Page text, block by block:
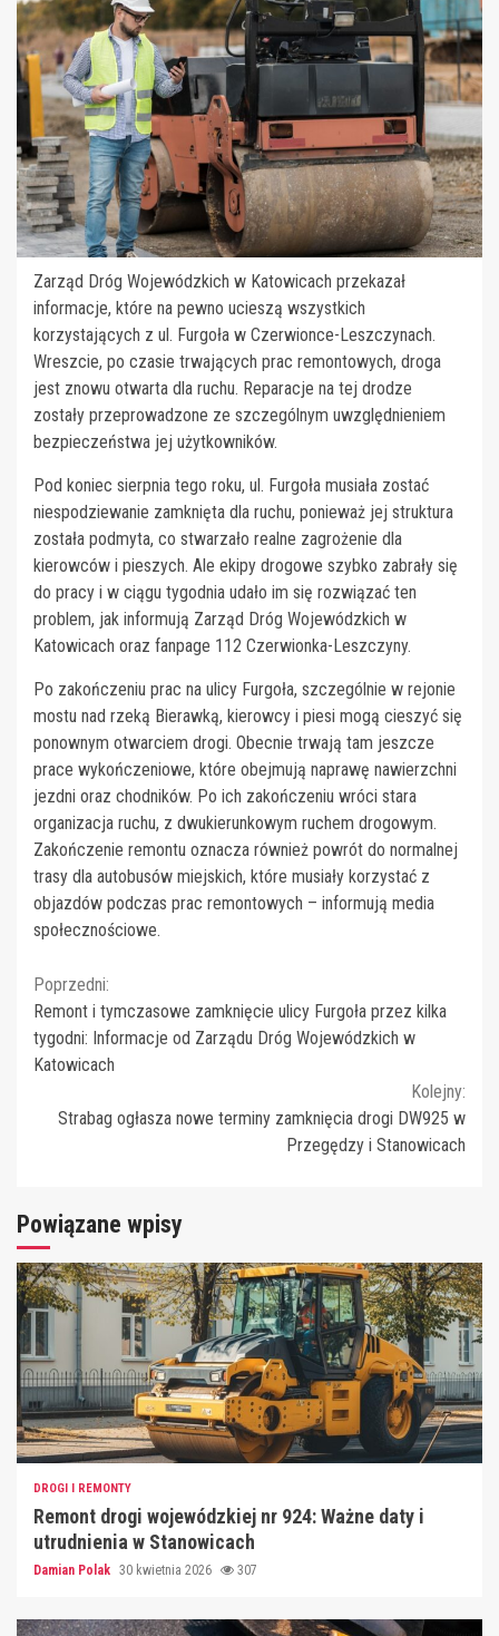
Zarząd Dróg Wojewódzkich w Katowicach przekazał
informacje, które na pewno ucieszą wszystkich
korzystających z ul. Furgoła w Czerwionce-Leszczynach.
Wreszcie, po czasie trwających prac remontowych, droga
jest znowu otwarta dla ruchu. Reparacje na tej drodze
zostały przeprowadzone ze szczególnym uwzględnieniem
bezpieczeństwa jej użytkowników.
Pod koniec sierpnia tego roku, ul. Furgoła musiała zostać
niespodziewanie zamknięta dla ruchu, ponieważ jej struktura
została podmyta, co stwarzało realne zagrożenie dla
kierowców i pieszych. Ale ekipy drogowe szybko zabrały się
do pracy i w ciągu tygodnia udało im się rozwiązać ten
problem, jak informują Zarząd Dróg Wojewódzkich w
Katowicach oraz fanpage 112 Czerwionka-Leszczyny.
Po zakończeniu prac na ulicy Furgoła, szczególnie w rejonie
mostu nad rzeką Bierawką, kierowcy i piesi mogą cieszyć się
ponownym otwarciem drogi. Obecnie trwają tam jeszcze
prace wykończeniowe, które obejmują naprawę nawierzchni
jezdni oraz chodników. Po ich zakończeniu wróci stara
organizacja ruchu, z dwukierunkowym ruchem drogowym.
Zakończenie remontu oznacza również powrót do normalnej
trasy dla autobusów miejskich, które musiały korzystać z
objazdów podczas prac remontowych – informują media
społecznościowe.
Continue
Reading
Poprzedni:
Remont i tymczasowe zamknięcie ulicy Furgoła przez kilka
tygodni: Informacje od Zarządu Dróg Wojewódzkich w
Katowicach
Kolejny:
Strabag ogłasza nowe terminy zamknięcia drogi DW925 w
Przegędzy i Stanowicach
Powiązane wpisy
DROGI I REMONTY
Remont drogi wojewódzkiej nr 924: Ważne daty i
utrudnienia w Stanowicach
Damian Polak 30 kwietnia 2026 307